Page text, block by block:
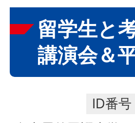
留学生と
講演会＆
ID番号